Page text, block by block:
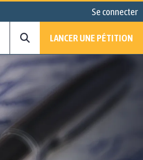
Se connecter
LANCER UNE PÉTITION